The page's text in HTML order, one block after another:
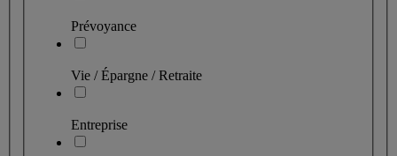
Prévoyance
Vie / Épargne / Retraite
Entreprise